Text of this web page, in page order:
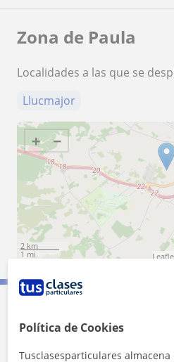
Zona de Paula
Localidades a las que se
Llucmajor
+ −
2 km
1 mi
Contacta con Paula
Política de Cookies
Tusclasesparticulares almacena